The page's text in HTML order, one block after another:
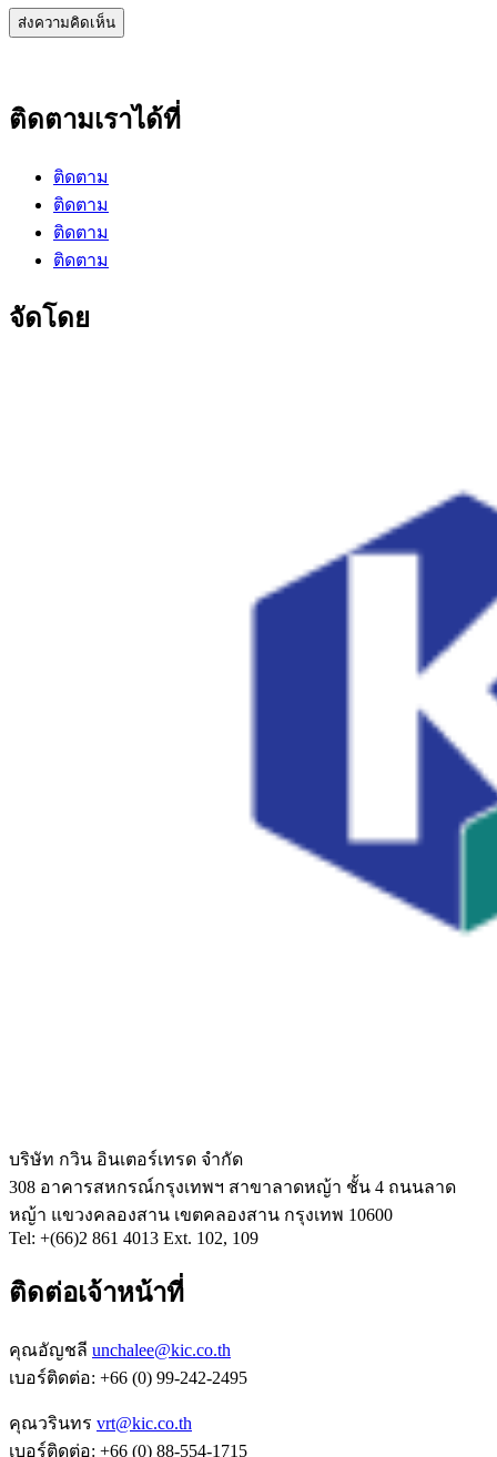
ติดตามเราได้ที่
ติดตาม
ติดตาม
ติดตาม
ติดตาม
จัดโดย
บริษัท กวิน อินเตอร์เทรด จำกัด
308 อาคารสหกรณ์กรุงเทพฯ สาขาลาดหญ้า ชั้น 4 ถนนลาด
หญ้า แขวงคลองสาน เขตคลองสาน กรุงเทพ 10600
Tel: +(66)2 861 4013 Ext. 102, 109
ติดต่อเจ้าหน้าที่
คุณอัญชลี unchalee@kic.co.th
เบอร์ติดต่อ: +66 (0) 99-242-2495
คุณวรินทร vrt@kic.co.th
เบอร์ติดต่อ: +66 (0) 88-554-1715